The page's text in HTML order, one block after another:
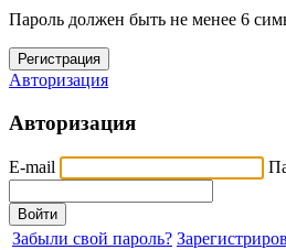
Пароль должен быть не менее 6
Авторизация
Авторизация
E-mail
Забыли свой пароль?